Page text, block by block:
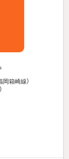
岡箱崎線）
）